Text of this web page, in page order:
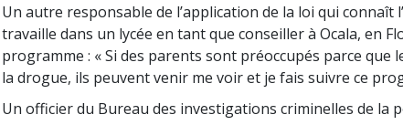
Un autre responsable de l’application de la loi qui connaît
travaille dans un lycée en tant que conseiller à Ocala, en
programme : « Si des parents sont préoccupés parce que
la drogue, ils peuvent venir me voir et je fais suivre ce
Un officier du Bureau des investigations criminelles de la